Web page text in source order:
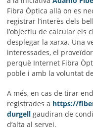
Fibra Òptica allà on es
registrar l’interès dels
l’objectiu de calcular els
desplegar la xarxa. Una
interessades, el
perquè Internet Fibra
poble i amb la voluntat
A més, en cas de tirar
registrades a https://
durgell gaudiran de
d’alta al servei.